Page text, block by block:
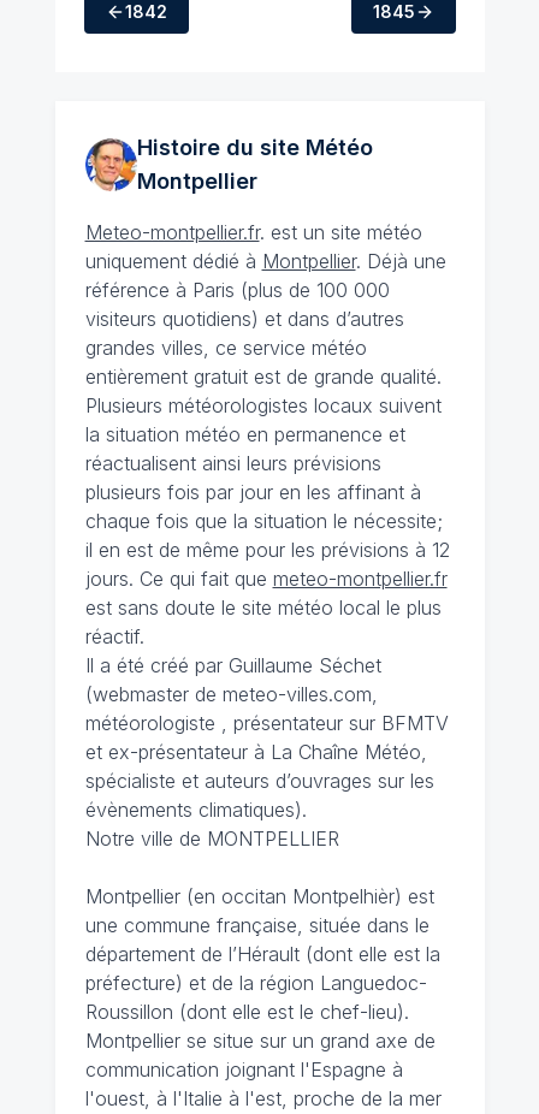
1842 1845
Histoire du site Météo
Montpellier
Meteo-montpellier.fr. est un site météo
uniquement dédié à Montpellier. Déjà une
référence à Paris (plus de 100 000
visiteurs quotidiens) et dans d’autres
grandes villes, ce service météo
entièrement gratuit est de grande qualité.
Plusieurs météorologistes locaux suivent
la situation météo en permanence et
réactualisent ainsi leurs prévisions
plusieurs fois par jour en les affinant à
chaque fois que la situation le nécessite;
il en est de même pour les prévisions à 12
jours. Ce qui fait que meteo-montpellier.fr
est sans doute le site météo local le plus
réactif.
Il a été créé par Guillaume Séchet
(webmaster de meteo-villes.com,
météorologiste , présentateur sur BFMTV
et ex-présentateur à La Chaîne Météo,
spécialiste et auteurs d’ouvrages sur les
évènements climatiques).
Notre ville de MONTPELLIER
Montpellier (en occitan Montpelhièr) est
une commune française, située dans le
département de l’Hérault (dont elle est la
préfecture) et de la région Languedoc-
Roussillon (dont elle est le chef-lieu).
Montpellier se situe sur un grand axe de
communication joignant l'Espagne à
l'ouest, à l'Italie à l'est, proche de la mer